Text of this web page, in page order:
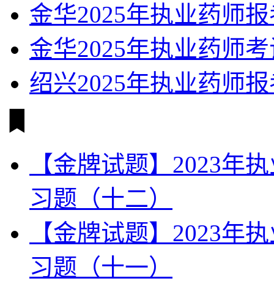
金华2025年执业药师
金华2025年执业药师
绍兴2025年执业药师
【金牌试题】2023年
习题（十二）
【金牌试题】2023年
习题（十一）